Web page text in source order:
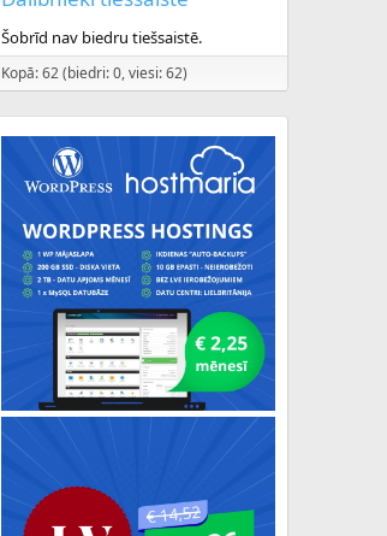
Šobrīd nav biedru tiešsaistē.
Kopā: 62 (biedri: 0, viesi: 62)